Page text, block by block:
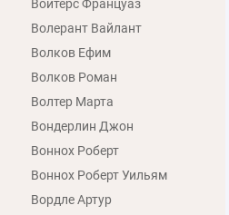
Войтерс Француаз
Волерант Вайлант
Волков Ефим
Волков Роман
Волтер Марта
Вондерлин Джон
Воннох Роберт
Воннох Роберт Уильям
Вордле Артур